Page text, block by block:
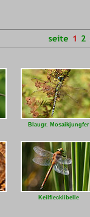
Blaugr. Mosaikjungfer
Keilflecklibelle